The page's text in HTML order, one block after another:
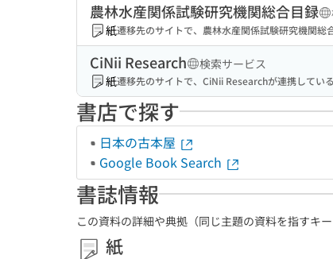
農林水産関係試験研究機関総合目録
紙遷移先のサイトで、農林水産関係試験研究機関総
CiNii Research
検索サービス
紙遷移先のサイトで、CiNii Researchが連携してい
書店で探す
日本の古本屋
Google Book Search
書誌情報
この資料の詳細や典拠（同じ主題の資料を指すキ
紙